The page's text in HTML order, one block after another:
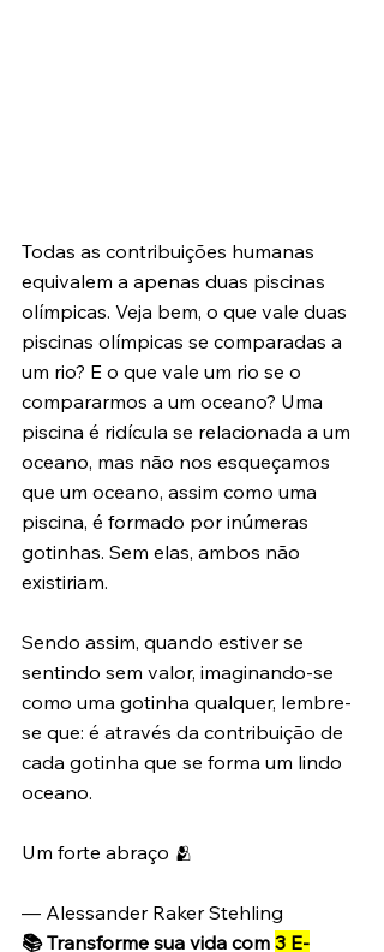
Todas as contribuições humanas
equivalem a apenas duas piscinas
olímpicas. Veja bem, o que vale duas
piscinas olímpicas se comparadas a
um rio? E o que vale um rio se o
compararmos a um oceano? Uma
piscina é ridícula se relacionada a um
oceano, mas não nos esqueçamos
que um oceano, assim como uma
piscina, é formado por inúmeras
gotinhas. Sem elas, ambos não
existiriam.
Sendo assim, quando estiver se
sentindo sem valor, imaginando-se
como uma gotinha qualquer, lembre-
se que: é através da contribuição de
cada gotinha que se forma um lindo
oceano.
Um forte abraço 🫂
— Alessander Raker Stehling
📚 Transforme sua vida com 3 E-